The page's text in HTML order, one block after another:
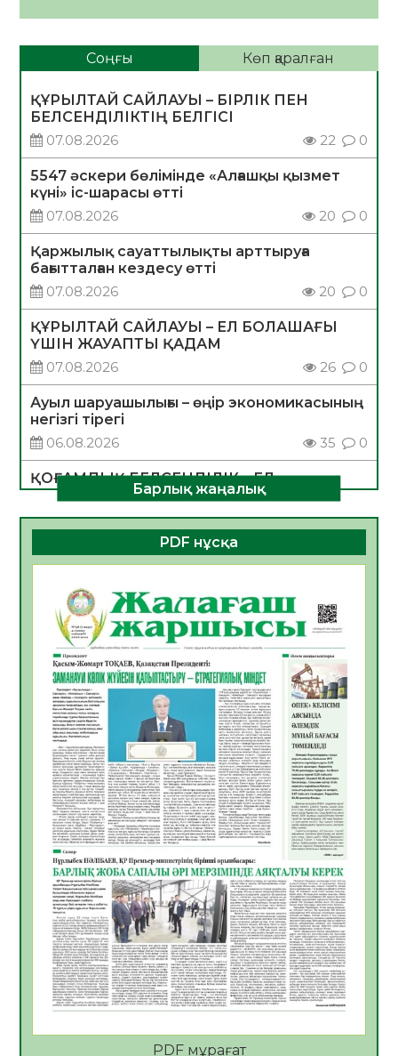
Соңғы Көп қаралған
ҚҰРЫЛТАЙ САЙЛАУЫ – БІРЛІК ПЕН
БЕЛСЕНДІЛІКТІҢ БЕЛГІСІ
07.08.2026
22 0
5547 әскери бөлімінде «Алғашқы қызмет
күні» іс-шарасы өтті
07.08.2026
20 0
Қаржылық сауаттылықты арттыруға
бағытталған кездесу өтті
07.08.2026
20 0
ҚҰРЫЛТАЙ САЙЛАУЫ – ЕЛ БОЛАШАҒЫ
ҮШІН ЖАУАПТЫ ҚАДАМ
07.08.2026
26 0
Ауыл шаруашылығы – өңір экономикасының
негізгі тірегі
06.08.2026
35 0
ҚОҒАМДЫҚ БЕЛСЕНДІЛІК – ЕЛ
ДАМУЫНЫҢ НЕГІЗІ
06.08.2026
32 0
ҚҰРЫЛТАЙ САЙЛАУЫ – БОЛАШАҚҚА
БАСТАР ЖАУАПТЫ ТАҢДАУ
06.08.2026
Инфекциялық ауруларға қарсы иммундау
жұмыстарының тиімділігі
06.08.2026
36
Көкжөтел ауруы туралы
06.08.2026
33
АПВ вакцинасы туралы мәлімет
06.08.2026
33
Open Air: Қызылорда облысы полиция
департаменті 20 мыңнан астам
көрерменнің қауіпсіздігін қамтамасыз етті
06.08.2026
44
ҚЫЗЫЛОРДАДА «САНАЛЫ ҰРПАҚ –
ЖАРҚЫН БОЛАШАҚ» АТТЫ КЕҢЕЙТІЛГЕН
МӘЖІЛІС ӨТТІ
05.08.2026
45
Қазақстан Орталық Азиядағы көшуге ең
Барлық жаңалық
PDF нұсқа
PDF мұрағат